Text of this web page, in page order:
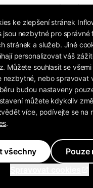
zatímco stížnosti
každého
množství.
bys měl čekat
řiď: zhruba 3 dny,
začátku tě drží
je počáteční zájem
ti brání
ke zlepšení stránek
jsou nezbytné pro správné
stránek a služeb. Jiné
personalizovat váš
Můžete souhlasit se
nezbytné, nebo spravovat
budou nastaveny
můžete kdykoliv
více, podívejte se na
.
všechny
Pouze